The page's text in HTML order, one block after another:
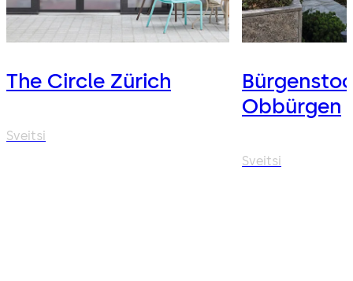
The Circle Zürich
Sveitsi
Obbürgen
Sveitsi